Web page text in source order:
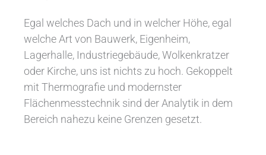
Egal welches Dach und in welcher Höhe, egal
welche Art von Bauwerk, Eigenheim,
Lagerhalle, Industriegebäude, Wolkenkratzer
oder Kirche, uns ist nichts zu hoch. Gekoppelt
mit Thermografie und modernster
Flächenmesstechnik sind der Analytik in dem
Bereich nahezu keine Grenzen gesetzt.